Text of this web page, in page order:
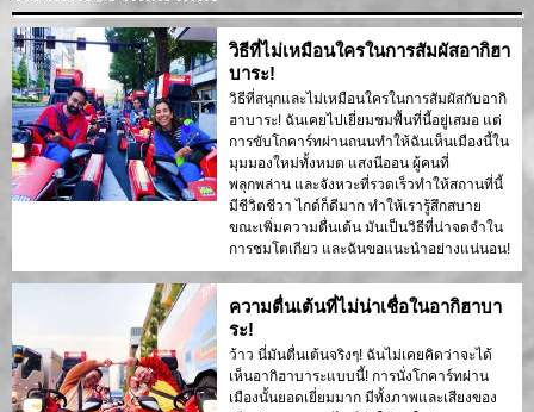
วิธีที่ไม่เหมือนใครในการสัมผัสอากิฮา
บาระ!
วิธีที่สนุกและไม่เหมือนใครในการสัมผัสกับอากิ
ฮาบาระ! ฉันเคยไปเยี่ยมชมพื้นที่นี้อยู่เสมอ แต่
การขับโกคาร์ทผ่านถนนทำให้ฉันเห็นเมืองนี้ใน
มุมมองใหม่ทั้งหมด แสงนีออน ผู้คนที่
พลุกพล่าน และจังหวะที่รวดเร็วทำให้สถานที่นี้
มีชีวิตชีวา ไกด์ก็ดีมาก ทำให้เรารู้สึกสบาย
ขณะเพิ่มความตื่นเต้น มันเป็นวิธีที่น่าจดจำใน
การชมโตเกียว และฉันขอแนะนำอย่างแน่นอน!
ความตื่นเต้นที่ไม่น่าเชื่อในอากิฮาบา
ระ!
ว้าว นี่มันตื่นเต้นจริงๆ! ฉันไม่เคยคิดว่าจะได้
เห็นอากิฮาบาระแบบนี้! การนั่งโกคาร์ทผ่าน
เมืองนั้นยอดเยี่ยมมาก มีทั้งภาพและเสียงของ